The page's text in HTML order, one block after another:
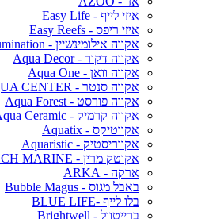
איזי לייף - Easy Life
איזי ריפס - Easy Reefs
אקווה אילומינשיין - AI Aqua Illumination
אקווה דקור - Aqua Decor
אקווה וואן - Aqua One
אקווה סנטר - AQUA CENTER
אקווה פורסט - Aqua Forest
אקווה קרמיק - Aqua Ceramic
אקווטיקס - Aquatix
אקווריסטיק - Aquaristic
אקוטק מרין - ECOTECH MARINE
ארקה - ARKA
באבל מגוס - Bubble Magus
בלו לייף -BLUE LIFE
ברייטוול - Brightwell